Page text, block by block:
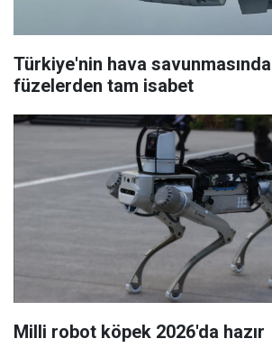
Türkiye'nin hava
füzelerden tam isabet
Milli robot köpek 2026'da hazır